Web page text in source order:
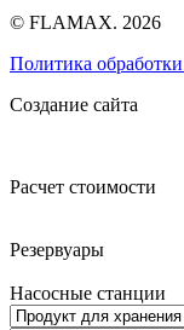
© FLAMAX. 2026
Политика
Создание сайта
Расчет стоимости
Резервуары
Насосные станции